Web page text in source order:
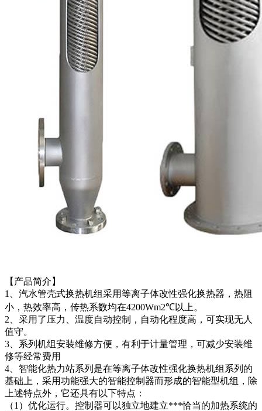
【产品简介】
1、汽水管壳式换热机组采用等离子体改性强化换热器，热阻
小，热效率高，传热系数均在4200Wm2℃以上。
2、采用了压力、温度自动控制，自动化程度高，可实现无人
值守。
3、系列机组安装维修方便，有利于计量管理，可减少安装维
修等经常费用
4、智能化热力站系列是在等离子体改性强化换热机组系列的
基础上，采用功能强大的智能控制器而形成的智能型机组，除
上述特点外，它还具有以下特点：
（1）优化运行。控制器可以独立地建立***恰当的加热系统的